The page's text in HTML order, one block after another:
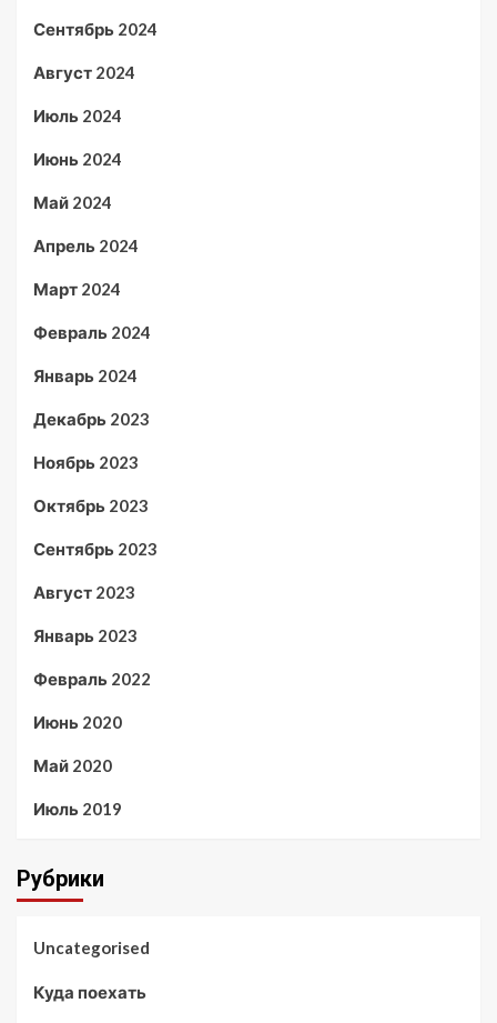
Сентябрь 2024
Август 2024
Июль 2024
Июнь 2024
Май 2024
Апрель 2024
Март 2024
Февраль 2024
Январь 2024
Декабрь 2023
Ноябрь 2023
Октябрь 2023
Сентябрь 2023
Август 2023
Январь 2023
Февраль 2022
Июнь 2020
Май 2020
Июль 2019
Рубрики
Uncategorised
Куда поехать